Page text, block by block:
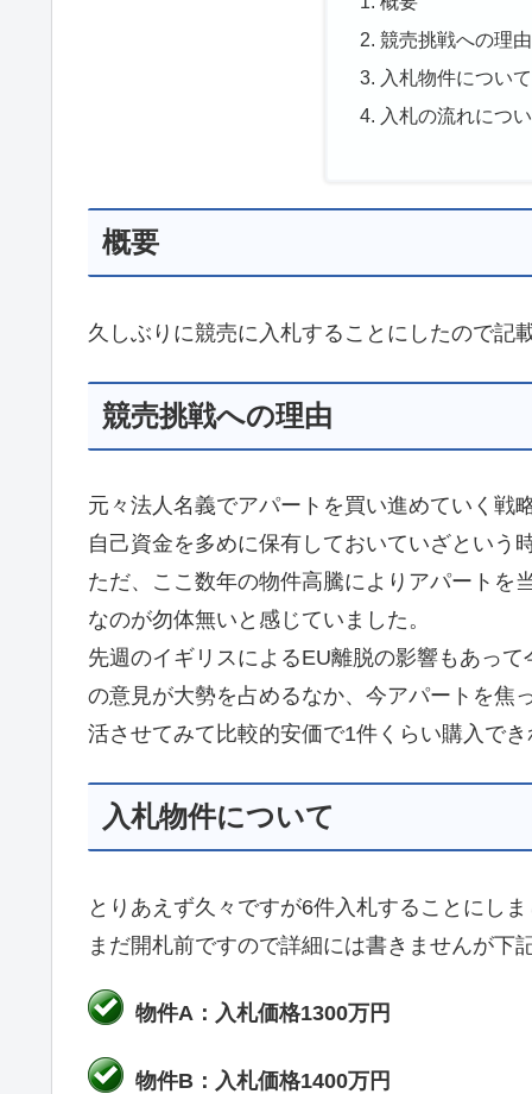
競売挑戦への理由
入札物件について
入札の流れにつ
概要
久しぶりに競売に入札することにしたので記
競売挑戦への理由
元々法人名義でアパートを買い進めていく戦
自己資金を多めに保有しておいていざという
ただ、ここ数年の物件高騰によりアパートを
なのが勿体無いと感じていました。
先週のイギリスによるEU離脱の影響もあっ
の意見が大勢を占めるなか、今アパートを焦
活させてみて比較的安価で1件くらい購入で
入札物件について
とりあえず久々ですが6件入札することにし
まだ開札前ですので詳細には書きませんが下
物件A：入札価格1300万円
物件B：入札価格1400万円